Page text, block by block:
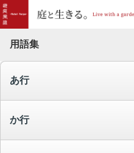
用語集
あ行
か行